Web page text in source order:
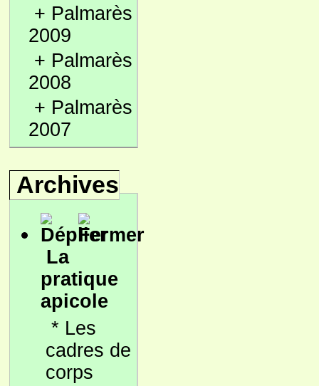
+ Palmarès
2009
+ Palmarès
2008
+ Palmarès
2007
Archives
La
pratique
apicole
* Les
cadres de
corps